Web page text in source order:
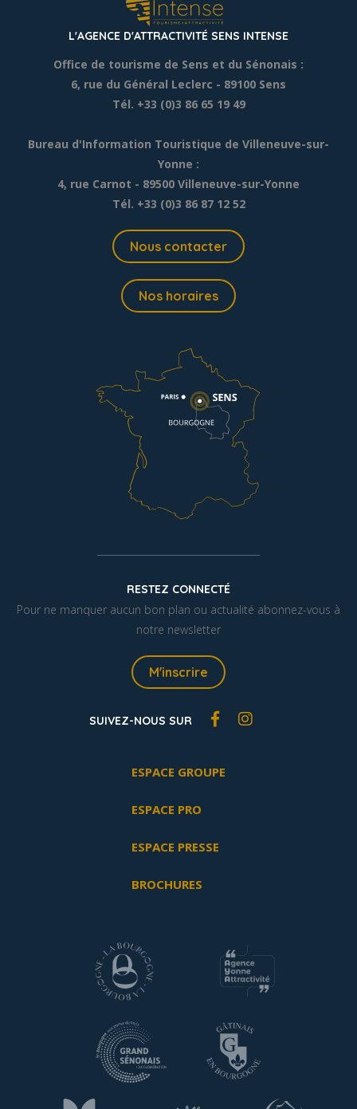
L'AGENCE D'ATTRACTIVITÉ SENS INTENSE
Office de tourisme de Sens et du Sénonais :
6, rue du Général Leclerc - 89100 Sens
Tél. +33 (0)3 86 65 19 49
Bureau d'Information Touristique de Villeneuve-sur-
Yonne :
4, rue Carnot - 89500 Villeneuve-sur-Yonne
Tél. +33 (0)3 86 87 12 52
Nous contacter
Nos horaires
RESTEZ CONNECTÉ
Pour ne manquer aucun bon plan ou actualité abonnez-vous à
notre newsletter
M'inscrire
SUIVEZ-NOUS SUR
ESPACE GROUPE
ESPACE PRO
ESPACE PRESSE
BROCHURES